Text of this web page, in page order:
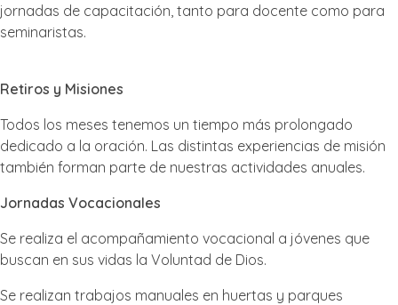
jornadas de capacitación, tanto para docente como para
seminaristas.
Retiros y Misiones
Todos los meses tenemos un tiempo más prolongado
dedicado a la oración. Las distintas experiencias de misión
también forman parte de nuestras actividades anuales.
Jornadas Vocacionales
Se realiza el acompañamiento vocacional a jóvenes que
buscan en sus vidas la Voluntad de Dios.
Se realizan trabajos manuales en huertas y parques